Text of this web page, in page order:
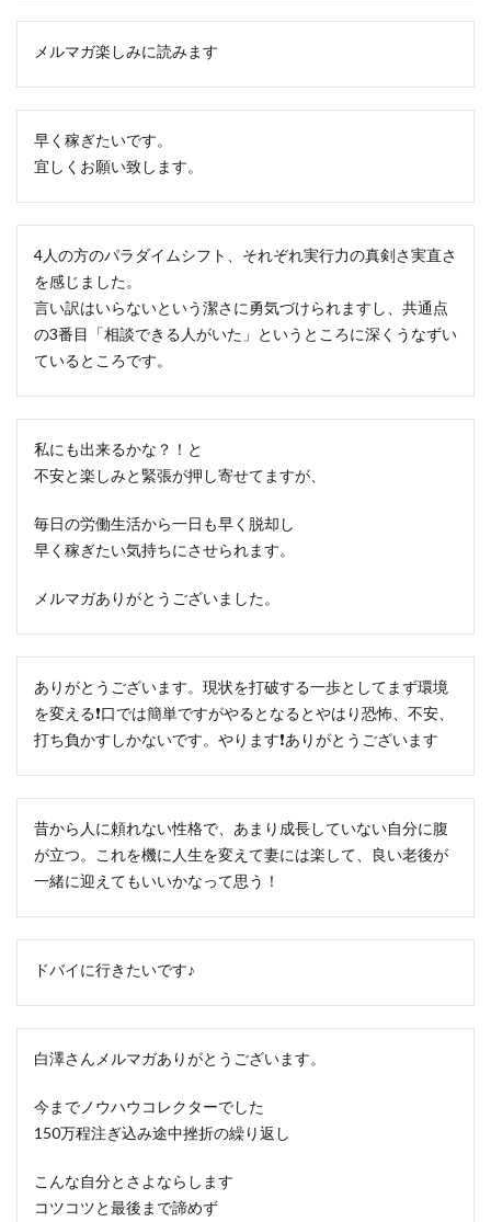
メルマガ楽しみに読みます
早く稼ぎたいです。
宜しくお願い致します。
4人の方のパラダイムシフト、それぞれ実行力の真剣さ実直さ
を感じました。
言い訳はいらないという潔さに勇気づけられますし、共通点
の3番目「相談できる人がいた」というところに深くうなずい
ているところです。
私にも出来るかな？！と
不安と楽しみと緊張が押し寄せてますが、
毎日の労働生活から一日も早く脱却し
早く稼ぎたい気持ちにさせられます。
メルマガありがとうございました。
ありがとうございます。現状を打破する一歩としてまず環境
を変える❗口では簡単ですがやるとなるとやはり恐怖、不安、
打ち負かすしかないです。やります❗ありがとうございます
昔から人に頼れない性格で、あまり成長していない自分に腹
が立つ。これを機に人生を変えて妻には楽して、良い老後が
一緒に迎えてもいいかなって思う！
ドバイに行きたいです♪
白澤さんメルマガありがとうございます。
今までノウハウコレクターでした
150万程注ぎ込み途中挫折の繰り返し
こんな自分とさよならします
コツコツと最後まで諦めず